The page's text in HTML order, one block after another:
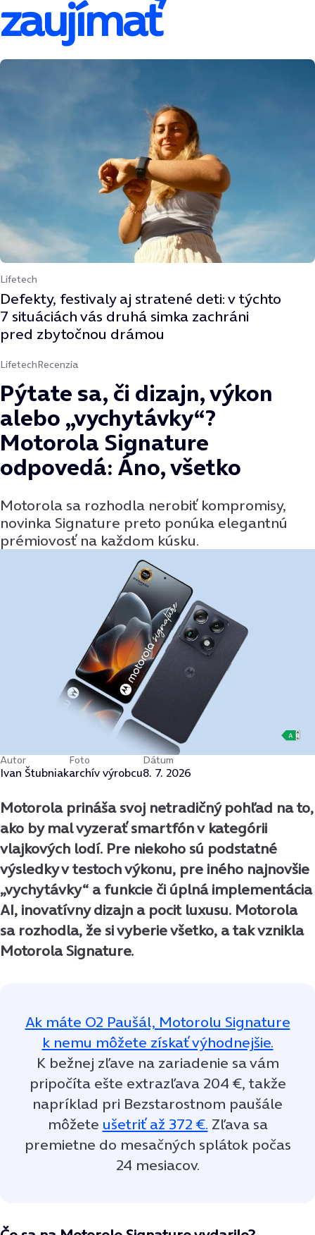
zaujímať
Lifetech
Defekty, festivaly aj stratené deti: v týchto
7 situáciách vás druhá simka zachráni
pred zbytočnou drámou
LifetechRecenzia
Pýtate sa, či dizajn, výkon
alebo „vychytávky“?
Motorola Signature
odpovedá: Áno, všetko
Motorola sa rozhodla nerobiť kompromisy,
novinka Signature preto ponúka elegantnú
prémiovosť na každom kúsku.
Autor
Ivan Štubniak
Foto
archív výrobcu
Dátum
8. 7. 2026
Motorola prináša svoj netradičný pohľad na to,
ako by mal vyzerať smartfón v kategórii
vlajkových lodí. Pre niekoho sú podstatné
výsledky v testoch výkonu, pre iného najnovšie
„vychytávky“ a funkcie či úplná implementácia
AI, inovatívny dizajn a pocit luxusu. Motorola
sa rozhodla, že si vyberie všetko, a tak vznikla
Motorola Signature.
Ak máte O2 Paušál, Motorolu Signature
k nemu môžete získať výhodnejšie.
K bežnej zľave na zariadenie sa vám
pripočíta ešte extrazľava 204 €, takže
napríklad pri Bezstarostnom paušále
môžete ušetriť až 372 €. Zľava sa
premietne do mesačných splátok počas
24 mesiacov.